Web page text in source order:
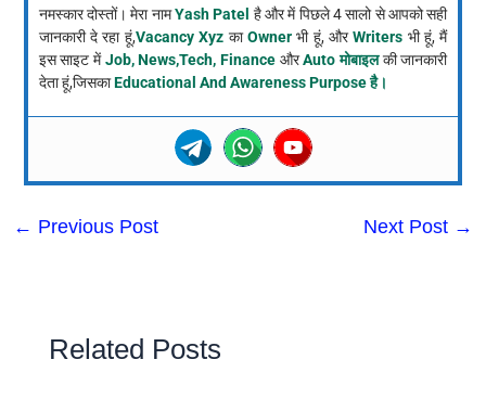
नमस्कार दोस्तों। मेरा नामYash Patel है और में पिछले 4 सालो से आपको सही
जानकारी दे रहा हूं,Vacancy Xyz काOwnerभी हूं, औरWriters भी हूं, मैं
इस साइट मेंJob, News,Tech, Finance औरAuto मोबाइलकी जानकारी
देता हूं,जिसकाEducational And Awareness Purpose है।
← Previous Post Next Post →
Related Posts